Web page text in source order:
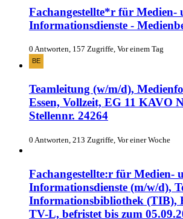
Fachangestellte*r für Medien-
Informationsdienste -
0 Antworten, 157 Zugriffe, Vor einem Tag
Teamleitung (w/m/d),
Essen, Vollzeit, EG 11 KAVO
Stellennr. 24264
0 Antworten, 213 Zugriffe, Vor einer Woche
Fachangestellte:r für Medien-
Informationsdienste (m/w/d),
Informationsbibliothek (TIB),
TV-L, befristet bis zum